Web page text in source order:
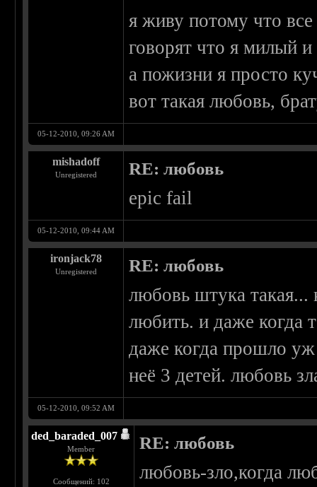
я живу потому что
говорят что я милый
а пожизни я просто
вот такая любовь,
05-12-2010, 09:26 AM
mishadoff
Unregistered RE: любовь
epic fail
05-12-2010, 09:44 AM
ironjack78
Unregistered RE: любовь
любовь штука такая...
любить. и даже когда
даже когда прошло
неё 3 детей. любовь
05-12-2010, 09:52 AM
ded_baraded_007
Member
Сообщений: 102
RE: любовь
любовь-зло,когда